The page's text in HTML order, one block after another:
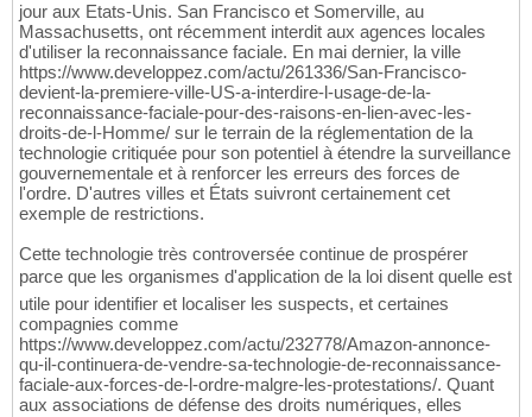
jour aux Etats-Unis. San Francisco et Somerville, au
Massachusetts, ont récemment interdit aux agences locales
d'utiliser la reconnaissance faciale. En mai dernier, la ville
https://www.developpez.com/actu/261336/San-Francisco-
devient-la-premiere-ville-US-a-interdire-l-usage-de-la-
reconnaissance-faciale-pour-des-raisons-en-lien-avec-les-
droits-de-l-Homme/ sur le terrain de la réglementation de la
technologie critiquée pour son potentiel à étendre la surveillance
gouvernementale et à renforcer les erreurs des forces de
l'ordre. D'autres villes et États suivront certainement cet
exemple de restrictions.
Cette technologie très controversée continue de prospérer
parce que les organismes d'application de la loi disent quelle est
utile pour identifier et localiser les suspects, et certaines
compagnies comme
https://www.developpez.com/actu/232778/Amazon-annonce-
qu-il-continuera-de-vendre-sa-technologie-de-reconnaissance-
faciale-aux-forces-de-l-ordre-malgre-les-protestations/. Quant
aux associations de défense des droits numériques, elles